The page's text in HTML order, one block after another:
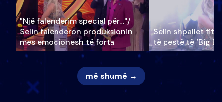
"Një falenderim special për…"/
Selin falënderon produksionin
mes emocionesh të forta
Selin shpallet
të pestë të ‘Big
më shumë →